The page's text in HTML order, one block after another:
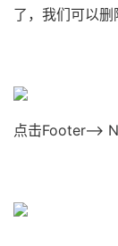
了，我们可以删
点击Footer–>